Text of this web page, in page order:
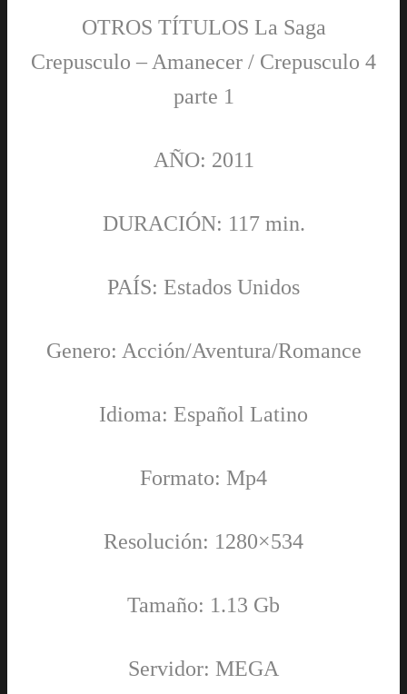
OTROS TÍTULOS La Saga
Crepusculo – Amanecer / Crepusculo 4
parte 1
AÑO: 2011
DURACIÓN: 117 min.
PAÍS: Estados Unidos
Genero: Acción/Aventura/Romance
Idioma: Español Latino
Formato: Mp4
Resolución: 1280×534
Tamaño: 1.13 Gb
Servidor: MEGA